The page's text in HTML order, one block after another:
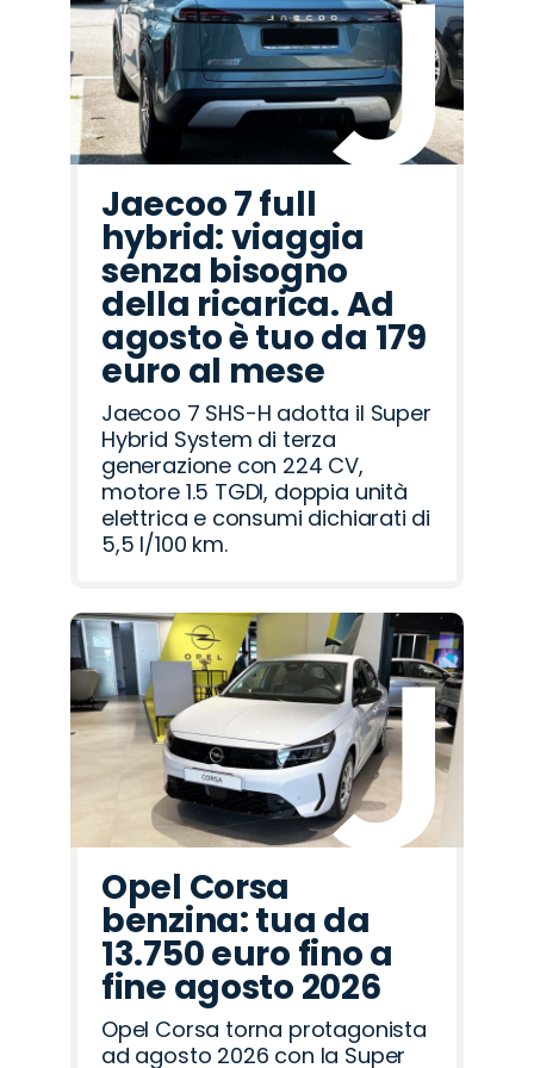
Rover
Romeo
Jaecoo 7 full
hybrid: viaggia
senza bisogno
della ricarica. Ad
agosto è tuo da 179
euro al mese
Jaecoo 7 SHS-H adotta il Super
Hybrid System di terza
generazione con 224 CV,
motore 1.5 TGDI, doppia unità
elettrica e consumi dichiarati di
5,5 l/100 km.
Opel Corsa
benzina: tua da
13.750 euro fino a
fine agosto 2026
Opel Corsa torna protagonista
ad agosto 2026 con la Super